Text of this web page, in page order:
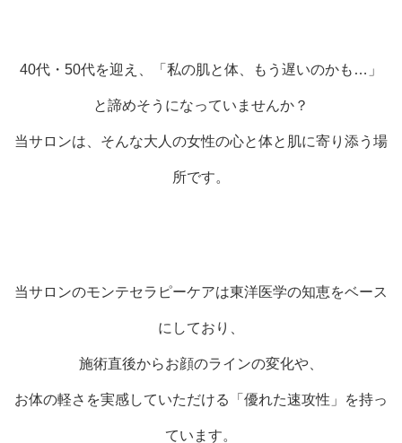
40代・50代を迎え、「私の肌と体、もう遅いのかも…」
と諦めそうになっていませんか？
当サロンは、そんな大人の女性の心と体と肌に寄り添う場
所です。
当サロンのモンテセラピーケアは東洋医学の知恵をベース
にしており、
施術直後からお顔のラインの変化や、
お体の軽さを実感していただける「優れた速攻性」を持っ
ています。